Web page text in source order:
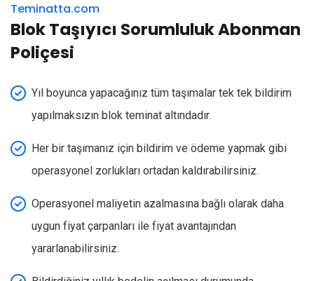
Teminatta.com
Blok Taşıyıcı Sorumluluk Abonman
Poliçesi
Yıl boyunca yapacağınız tüm taşımalar tek tek bildirim
yapılmaksızın blok teminat altındadır.
Her bir taşımanız için bildirim ve ödeme yapmak gibi
operasyonel zorlukları ortadan kaldırabilirsiniz.
Operasyonel maliyetin azalmasına bağlı olarak daha
uygun fiyat çarpanları ile fiyat avantajından
yararlanabilirsiniz.